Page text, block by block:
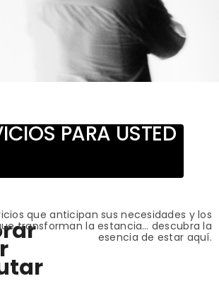
PARA USTED
que anticipan sus necesidades y los
transforman la estancia… descubra la
esencia de estar aquí.